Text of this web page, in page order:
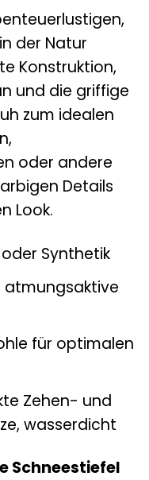
der Natur
Konstruktion,
und die griffige
zum idealen
oder andere
Details
Look.
Synthetik
atmungsaktive
für optimalen
Zehen- und
wasserdicht
Schneestiefel